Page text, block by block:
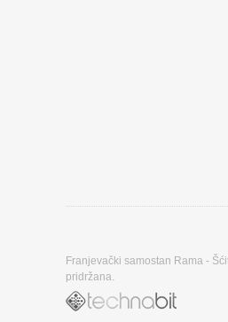
Franjevački samostan Rama -
pridržana.